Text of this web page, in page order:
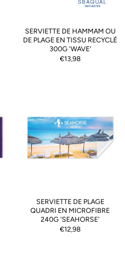
SERVIETTE DE HAMMAM OU
DE PLAGE EN TISSU RECYCLÉ
300G 'WAVE'
€13,98
SERVIETTE DE PLAGE
QUADRI EN MICROFIBRE
240G 'SEAHORSE'
€12,98